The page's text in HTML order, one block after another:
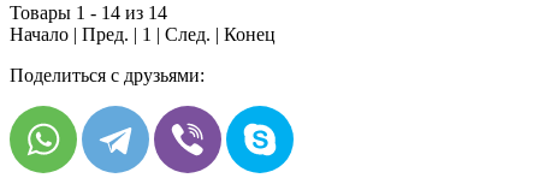
Товары 1 - 14 из 14
Начало | Пред. | 1 | След. | Конец
Поделиться с друзьями: